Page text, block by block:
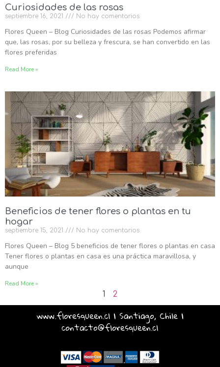
Curiosidades de las rosas
septiembre 16, 2021 No hay comentarios
Flores Queen – Blog Curiosidades de las rosas Podemos afirmar
que, las rosas, por su belleza y frescura, se han convertido en las
flores preferidas
Read More »
Beneficios de tener flores o plantas en tu
hogar
septiembre 15, 2021 No hay comentarios
Flores Queen – Blog 5 beneficios de tener flores o plantas en casa
Tener flores o plantas en casa es una práctica maravillosa, y
aunque
Read More »
1 2
www.floresqueen.cl | Santiago, Chile |
contacto@floresqueen.cl